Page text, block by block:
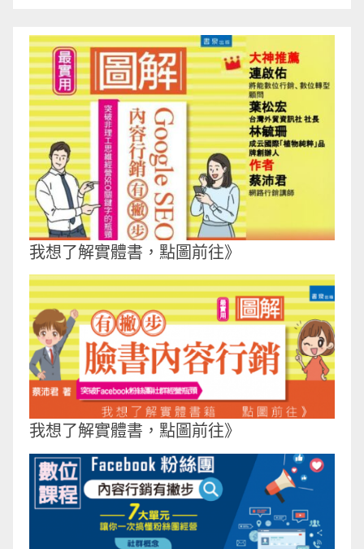
我想了解實體書，點圖前往》
我想了解實體書，點圖前往》